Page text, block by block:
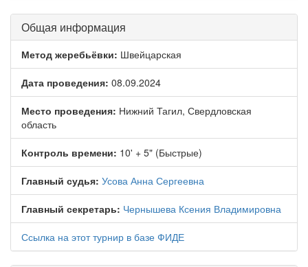
Общая информация
Метод жеребьёвки: Швейцарская
Дата проведения: 08.09.2024
Место проведения: Нижний Тагил, Свердловская
область
Контроль времени: 10' + 5" (Быстрые)
Главный судья: Усова Анна Сергеевна
Главный секретарь: Чернышева Ксения Владимировна
Ссылка на этот турнир в базе ФИДЕ